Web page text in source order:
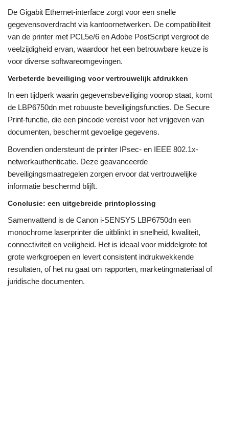
De Gigabit Ethernet-interface zorgt voor een snelle
gegevensoverdracht via kantoornetwerken. De compatibiliteit
van de printer met PCL5e/6 en Adobe PostScript vergroot de
veelzijdigheid ervan, waardoor het een betrouwbare keuze is
voor diverse softwareomgevingen.
Verbeterde beveiliging voor vertrouwelijk afdrukken
In een tijdperk waarin gegevensbeveiliging voorop staat, komt
de LBP6750dn met robuuste beveiligingsfuncties. De Secure
Print-functie, die een pincode vereist voor het vrijgeven van
documenten, beschermt gevoelige gegevens.
Bovendien ondersteunt de printer IPsec- en IEEE 802.1x-
netwerkauthenticatie. Deze geavanceerde
beveiligingsmaatregelen zorgen ervoor dat vertrouwelijke
informatie beschermd blijft.
Conclusie: een uitgebreide printoplossing
Samenvattend is de Canon i-SENSYS LBP6750dn een
monochrome laserprinter die uitblinkt in snelheid, kwaliteit,
connectiviteit en veiligheid. Het is ideaal voor middelgrote tot
grote werkgroepen en levert consistent indrukwekkende
resultaten, of het nu gaat om rapporten, marketingmateriaal of
juridische documenten.